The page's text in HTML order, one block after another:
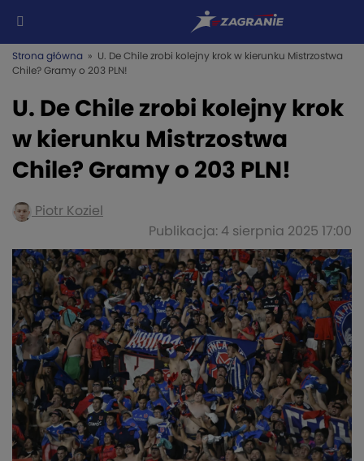
Strona główna » U. De Chile zrobi kolejny krok w kierunku Mistrzostwa
Chile? Gramy o 203 PLN!
U. De Chile zrobi kolejny krok
w kierunku Mistrzostwa
Chile? Gramy o 203 PLN!
Piotr Koziel
Publikacja: 4 sierpnia 2025 17:00